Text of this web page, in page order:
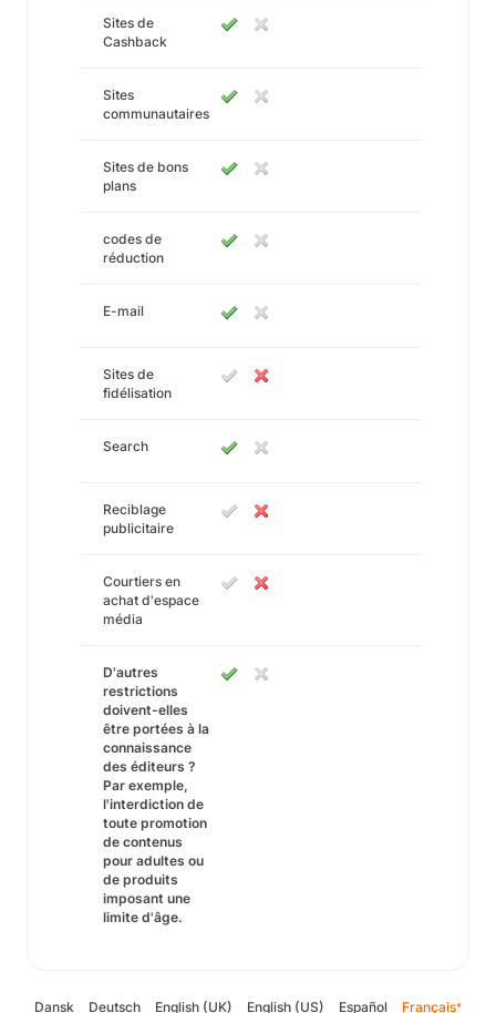
Sites de
Cashback
Sites
communautaires
Sites de bons
plans
codes de
réduction
E-mail
Sites de
fidélisation
Search
Reciblage
publicitaire
Courtiers en
achat d'espace
média
D'autres
restrictions
doivent-elles
être portées à la
connaissance
des éditeurs ?
Par exemple,
l'interdiction de
toute promotion
de contenus
pour adultes ou
de produits
imposant une
limite d'âge.
Dansk Deutsch English (UK) English (US) Español Français*